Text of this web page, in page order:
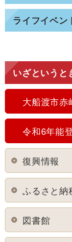
ライフイベン
いざというと
大船渡市赤
令和6年能
復興情報
ふるさと納
図書館